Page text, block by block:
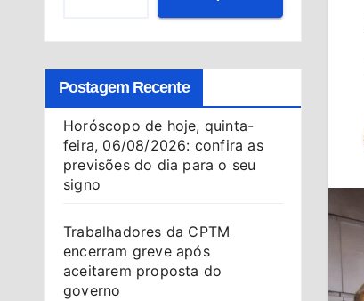
Postagem Recente
Horóscopo de hoje, quinta-
feira, 06/08/2026: confira as
previsões do dia para o seu
signo
Trabalhadores da CPTM
encerram greve após
aceitarem proposta do
governo